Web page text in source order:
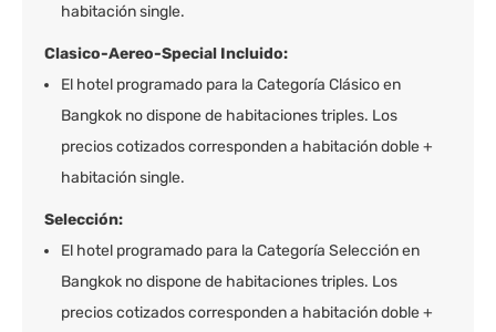
habitación single.
Clasico-Aereo-Special Incluido:
El hotel programado para la Categoría Clásico en
Bangkok no dispone de habitaciones triples. Los
precios cotizados corresponden a habitación doble +
habitación single.
Selección:
El hotel programado para la Categoría Selección en
Bangkok no dispone de habitaciones triples. Los
precios cotizados corresponden a habitación doble +